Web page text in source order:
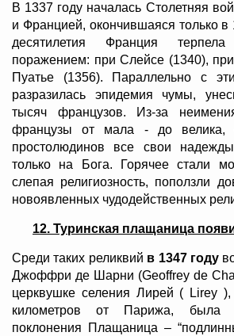
В 1337 году началась Столетняя
и Францией, окончившаяся только
десятилетия Франция
поражением: при Слейсе (1340),
Пуатье (1356). Параллельно с
разразилась эпидемия чумы,
тысяч французов. Из-за
французы от мала - до велика,
простолюдинов все свои
только на Бога. Горячее стали
слепая религиозность, поползли
новоявленных чудодейственных
12. Туринская плащаница
Среди таких реликвий в 1347 году
Джоффри де Шарни (Geoffrey de
церквушке селения Лирей ( Lirey ),
километров от Парижа, была
поклонения Плащаница –